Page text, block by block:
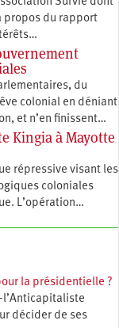
propos du rapport
du
colonial en déniant
et n’en finissent…
Kingia à Mayotte
répressive visant les
coloniales
L’opération…
la présidentielle ?
l’Anticapitaliste
décider de ses